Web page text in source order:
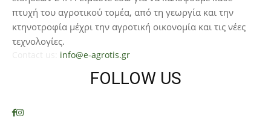
πτυχή του αγροτικού τομέα, από τη γεωργία και την
κτηνοτροφία μέχρι την αγροτική οικονομία και τις νέες
τεχνολογίες.
info@e-agrotis.gr
FOLLOW US